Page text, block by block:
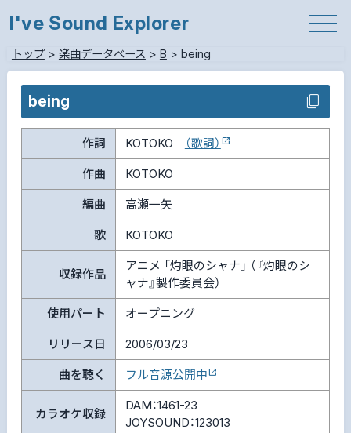
I've Sound Explorer
トップ> 楽曲データベース > B > being
being
作詞 KOTOKO （歌詞）
作曲 KOTOKO
編曲 高瀬一矢
歌 KOTOKO
収録作品
アニメ 「灼眼のシャナ」 （『灼眼のシ
ャナ』製作委員会）
使用パート オープニング
リリース日 2006/03/23
曲を聴く フル音源公開中
カラオケ収録
DAM：1461-23
JOYSOUND：123013